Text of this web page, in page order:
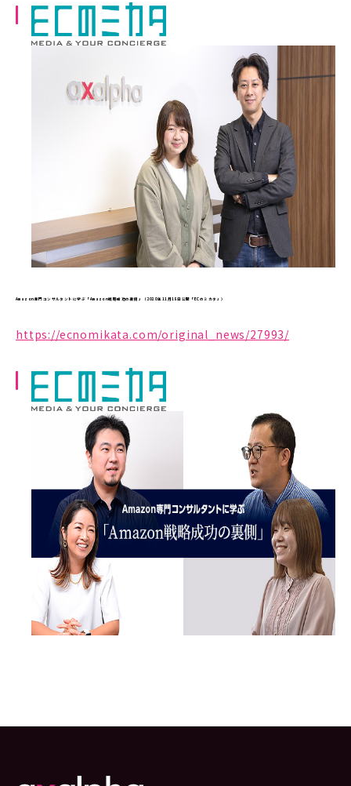
Amazon専門コンサルタントに学ぶ「Amazon戦略成功の裏側」（2020年11月18日公開「ECのミカタ」）
https://ecnomikata.com/original_news/27993/